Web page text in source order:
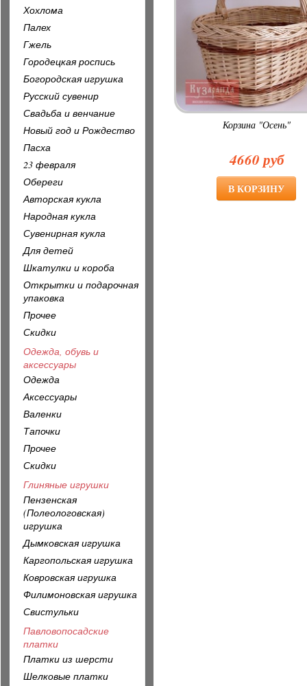
Корзина "Осень"
4660 руб
Хохлома
Палех
Гжель
Городецкая роспись
Богородская игрушка
Русский сувенир
Свадьба и венчание
Новый год и Рождество
Пасха
23 февраля
Обереги
Авторская кукла
Народная кукла
Сувенирная кукла
Для детей
Шкатулки и короба
Открытки и подарочная
упаковка
Прочее
Скидки
Одежда, обувь и
аксессуары
Одежда
Аксессуары
Валенки
Тапочки
Прочее
Скидки
Глиняные игрушки
Пензенская
(Полеологовская)
игрушка
Дымковская игрушка
Каргопольская игрушка
Ковровская игрушка
Филимоновская игрушка
Свистульки
Павловопосадские
платки
Платки из шерсти
Шелковые платки